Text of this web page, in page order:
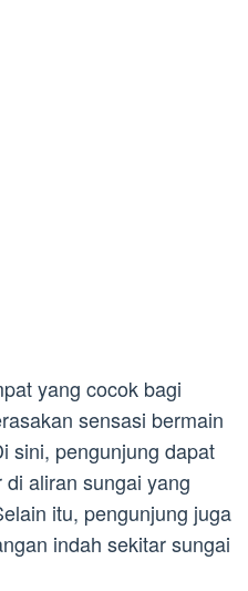
yang cocok bagi
sensasi bermain
sini, pengunjung dapat
aliran sungai yang
itu, pengunjung juga
indah sekitar sungai